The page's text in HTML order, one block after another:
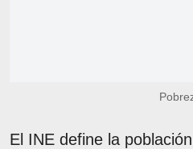
El INE define la